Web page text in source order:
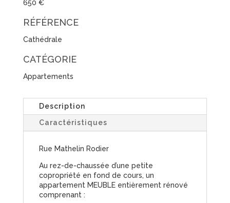
650 €
RÉFÉRENCE
Cathédrale
CATÉGORIE
Appartements
Description
Caractéristiques
Rue Mathelin Rodier
Au rez-de-chaussée d’une petite
copropriété en fond de cours, un
appartement MEUBLE entièrement rénové
comprenant :